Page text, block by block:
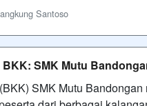
Santoso
SMK Mutu
SMK Mutu